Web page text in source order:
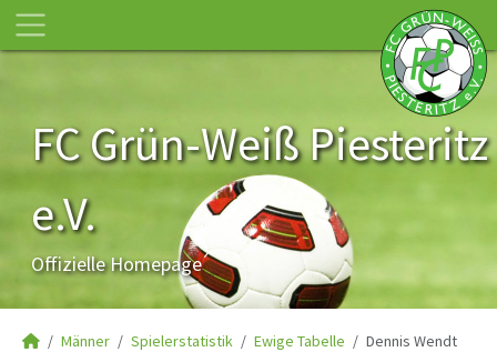
FC Grün-Weiß Piesteritz
e.V.
Offizielle Homepage
Männer Spielerstatistik Ewige Tabelle Dennis Wendt